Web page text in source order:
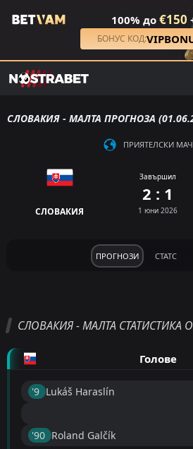
100% до €150
БОНУС КОД:
СЛОВАКИЯ - МАЛТА ПРОГНОЗА
ПРИЯТЕЛСКИ
СЛОВАКИЯ
Завършил
2 : 1
1 юни 2026
ПРОГНОЗИ СТАТС
СЛОВАКИЯ - МАЛТА СТАТИСТИКА
Голове
'9 ︎ Lukáš Haraslín
'90 ︎ Roland Galčík